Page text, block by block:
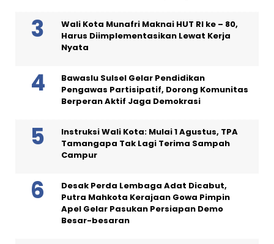
Wali Kota Munafri Maknai HUT RI ke – 80,
Harus Diimplementasikan Lewat Kerja
Nyata
Bawaslu Sulsel Gelar Pendidikan
Pengawas Partisipatif, Dorong Komunitas
Berperan Aktif Jaga Demokrasi
Instruksi Wali Kota: Mulai 1 Agustus, TPA
Tamangapa Tak Lagi Terima Sampah
Campur
Desak Perda Lembaga Adat Dicabut,
Putra Mahkota Kerajaan Gowa Pimpin
Apel Gelar Pasukan Persiapan Demo
Besar-besaran